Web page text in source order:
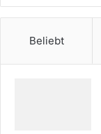
Beliebt